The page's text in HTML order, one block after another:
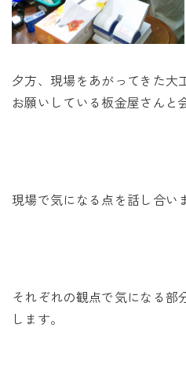
Tel. 0257-
夕方、現場をあがってきた大
お願いしている板金屋さんと
現場で気になる点を話し合い
それぞれの観点で気になる部
します。